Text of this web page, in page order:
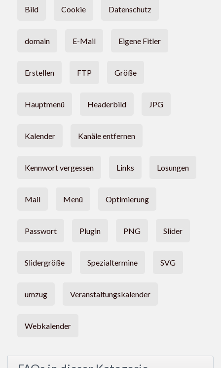
Bild Cookie Datenschutz
domain E-Mail Eigene Fitler
Erstellen FTP Größe
Hauptmenü Headerbild JPG
Kalender Kanäle entfernen
Kennwort vergessen Links Losungen
Mail Menü Optimierung
Passwort Plugin PNG Slider
Slidergröße Spezialtermine SVG
umzug Veranstaltungskalender
Webkalender